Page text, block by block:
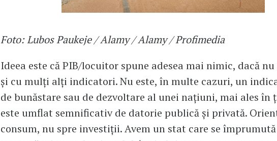
Foto: Lubos Paukeje / Alamy / Alamy / Profimedia
Ideea este că PIB/locuitor spune adesea mai nimic, dacă
și cu mulți alți indicatori. Nu este, în multe cazuri, un
de bunăstare sau de dezvoltare al unei națiuni, mai ales în
este umflat semnificativ de datorie publică și privată.
consum, nu spre investiții. Avem un stat care se